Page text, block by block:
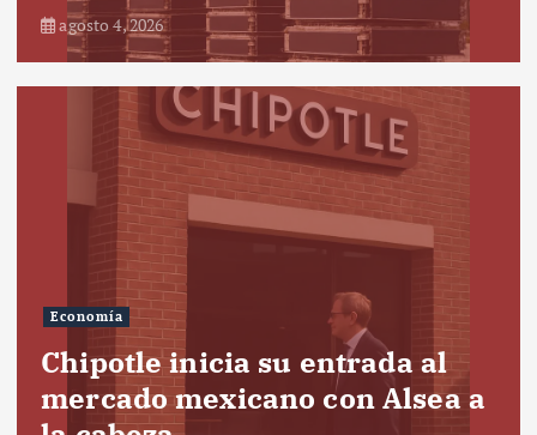
agosto 4, 2026
Economía
Chipotle inicia su entrada al
mercado mexicano con Alsea a